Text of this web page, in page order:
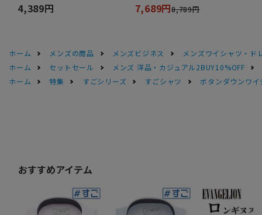
4,389円 7,689円8,789円
ホーム メンズの商品 メンズビジネス
メンズワイシャツ・ド
ホーム
セットセール
メンズ 洋品・カジュアル2BUY10%OFF
ホーム
特集 すごシリーズ すごシャツ ボタンダウンワ